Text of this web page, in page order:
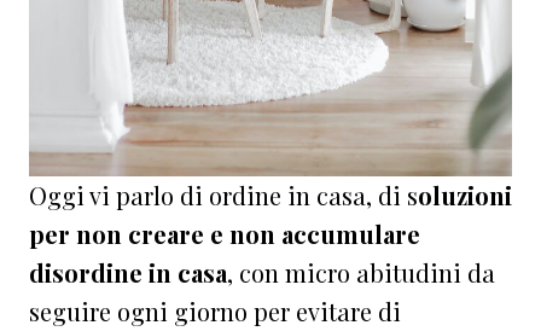
Oggi vi parlo di ordine in casa, di soluzioni
per non creare e non accumulare
disordine in casa, con micro abitudini da
seguire ogni giorno per evitare di